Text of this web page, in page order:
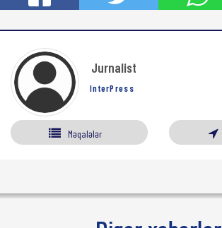
Jurnalist
InterPress
Məqalələr